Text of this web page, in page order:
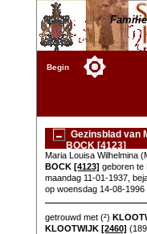
Begin
Gezinsblad van
BOCK [4123]
Maria Louisa Wilhelmina
BOCK [4123] geboren te
maandag 11-01-1937,
op woensdag 14-08-1996
getrouwd met (²)
KLOOTWIJK [2460]